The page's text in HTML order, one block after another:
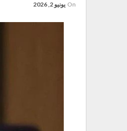
On يونيو 2, 2026